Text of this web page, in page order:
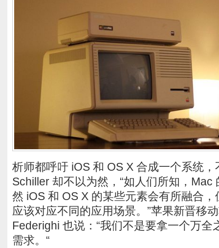
析师都呼吁 iOS 和 OS X 合成一个系统
Schiller 却不以为然，“如人们所知，Mac
然 iOS 和 OS X 的某些元素会有所融合
应该对应不同的应用场景。”苹果新晋移
Federighi 也说：“我们不是要拿一个万全
需求。“